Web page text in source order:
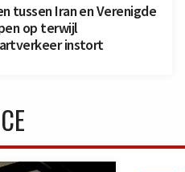
tussen Iran en Verenigde
op terwijl
instort